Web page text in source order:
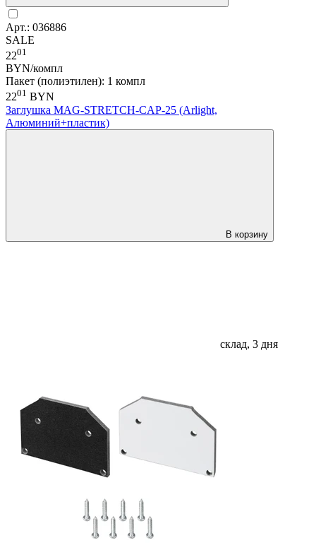
Арт.: 036886
SALE
2201
BYN/компл
Пакет (полиэтилен): 1 компл
2201 BYN
Заглушка MAG-STRETCH-CAP-25 (Arlight,
Алюминий+пластик)
В корзину
склад, 3 дня